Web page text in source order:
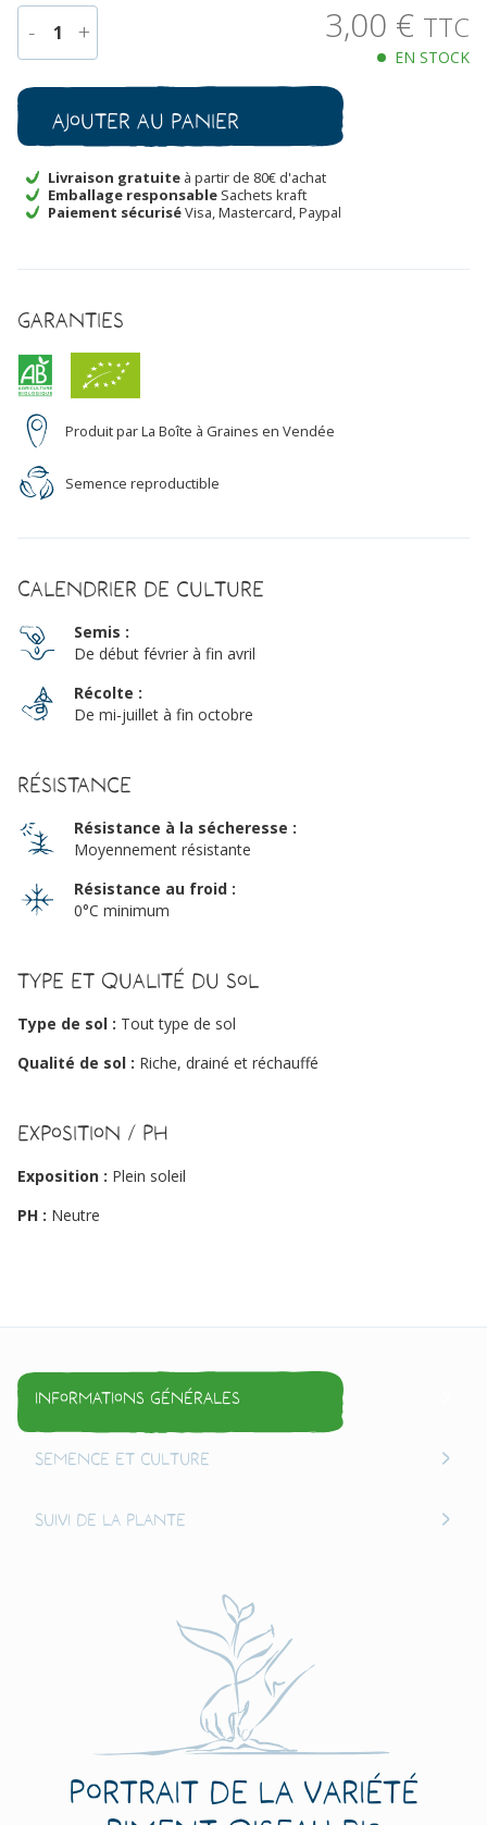
- 1 +
de
Piment
Oiseau
3,00 € TTC
EN STOCK
Ajouter au panier
Livraison gratuite à partir de 80€ d'achat
Emballage responsable Sachets kraft
Paiement sécuriséVisa, Mastercard, Paypal
Garanties
Produit par La Boîte à Graines en Vendée
Semence reproductible
Calendrier de culture
Semis :
De début février à fin avril
Récolte :
De mi-juillet à fin octobre
Résistance
Résistance à la sécheresse :
Moyennement résistante
Résistance au froid :
0°C minimum
Type et qualité du sol
Type de sol : Tout type de sol
Qualité de sol : Riche, drainé et réchauffé
Exposition / PH
Exposition : Plein soleil
PH : Neutre
Informations générales
Semence et culture
Suivi de la plante
Portrait de la variété